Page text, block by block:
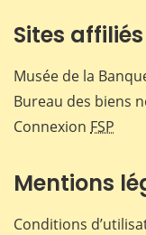
Sites affiliés
Musée de la
Bureau des biens
Connexion FSP
Mentions
Conditions